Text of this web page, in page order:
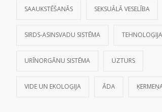
SAAUKSTĒŠANĀS SEKSUĀLĀ VESELĪBA
SIRDS-ASINSVADU SISTĒMA
URĪNORGĀNU SISTĒMA UZTURS
VIDE UN EKOLOĢIJA ĀDA